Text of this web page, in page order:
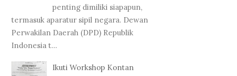
penting dimiliki siapapun,
termasuk aparatur sipil negara. Dewan
Perwakilan Daerah (DPD) Republik
Indonesia t...
Ikuti Workshop Kontan